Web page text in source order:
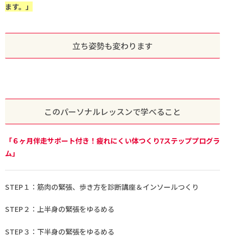
ます。」
立ち姿勢も変わります
このパーソナルレッスンで学べること
「６ヶ月伴走サポート付き！疲れにくい体つくり7ステッププログラ
ム」
STEP１：筋肉の緊張、歩き方を診断講座＆インソールつくり
STEP２：上半身の緊張をゆるめる
STEP３：下半身の緊張をゆるめる